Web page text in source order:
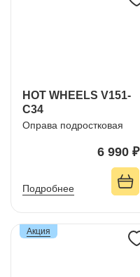
HOT WHEELS V151-
C34
Оправа подростковая
6 990 ₽
Подробнее
Акция